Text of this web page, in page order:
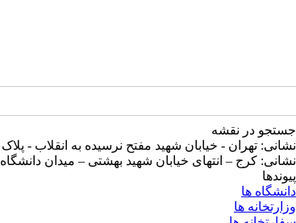
جستجو در نقشه
نشانی: تهران - خیابان شهید مفتح نرسیده به انقلاب - پلاک ۴۳
نشانی: کرج – انتهای خیابان شهید بهشتی – میدان دانشگاه
پیوندها
دانشگاه ها
وزارتخانه ها